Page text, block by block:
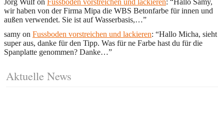
wir haben von der Firma Mipa die WBS Betonfarbe für innen und
außen verwendet. Sie ist auf Wasserbasis,…”
samy on Fussboden vorstreichen und lackieren: “Hallo Micha, sieht
super aus, danke für den Tipp. Was für ne Farbe hast du für die
Spanplatte genommen? Danke…”
Aktuelle News